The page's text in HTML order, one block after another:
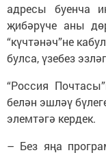
адресы буенча
җибәрүче аны
“күчтәнәч”не
булса, үзебез
“Россия
белән эшләү
элемтәгә кердек.
– Без яңа